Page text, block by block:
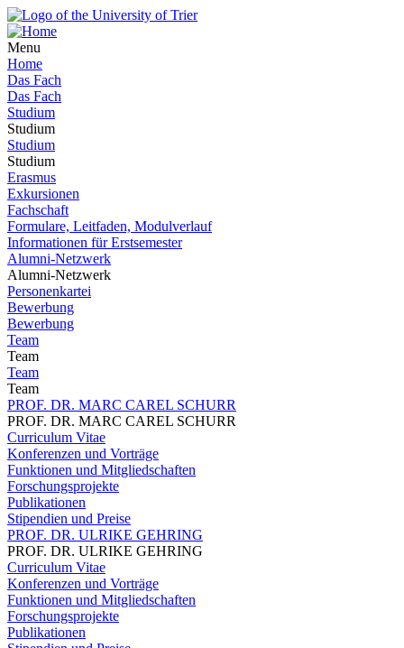
Menu
Home
Das Fach
Das Fach
Studium
Studium
Studium
Studium
Erasmus
Exkursionen
Fachschaft
Formulare, Leitfaden, Modulverlauf
Informationen für Erstsemester
Alumni-Netzwerk
Alumni-Netzwerk
Personenkartei
Bewerbung
Bewerbung
Team
Team
Team
Team
PROF. DR. MARC CAREL SCHURR
PROF. DR. MARC CAREL SCHURR
Curriculum Vitae
Konferenzen und Vorträge
Funktionen und Mitgliedschaften
Forschungsprojekte
Publikationen
Stipendien und Preise
PROF. DR. ULRIKE GEHRING
PROF. DR. ULRIKE GEHRING
Curriculum Vitae
Konferenzen und Vorträge
Funktionen und Mitgliedschaften
Forschungsprojekte
Publikationen